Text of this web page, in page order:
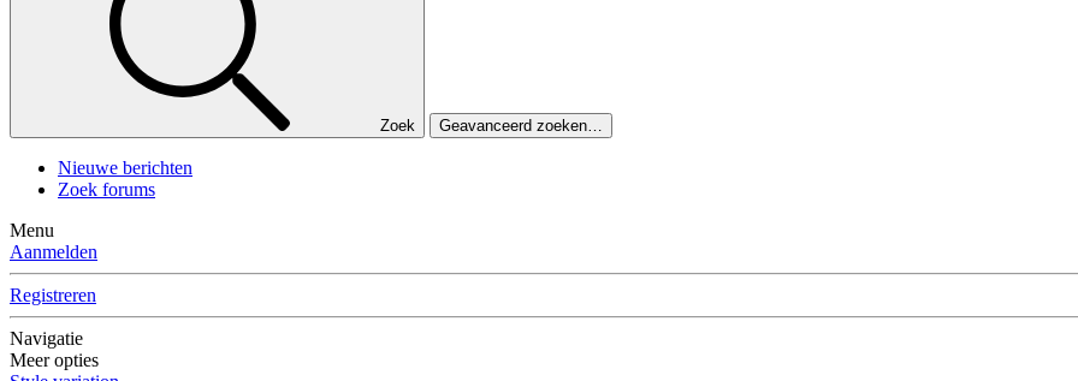
Zoek Geavanceerd zoeken…
Nieuwe berichten
Zoek forums
Menu
Aanmelden
Registreren
Navigatie
Meer opties